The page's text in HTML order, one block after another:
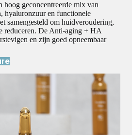
hoog geconcentreerde mix van
hyaluronzuur en functionele
samengesteld om huidveroudering,
reduceren. De Anti-aging + HA
en zijn goed opneembaar